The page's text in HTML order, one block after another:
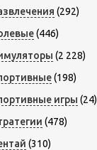
(292)
(446)
(2 228)
(198)
игры (24)
(478)
(310)